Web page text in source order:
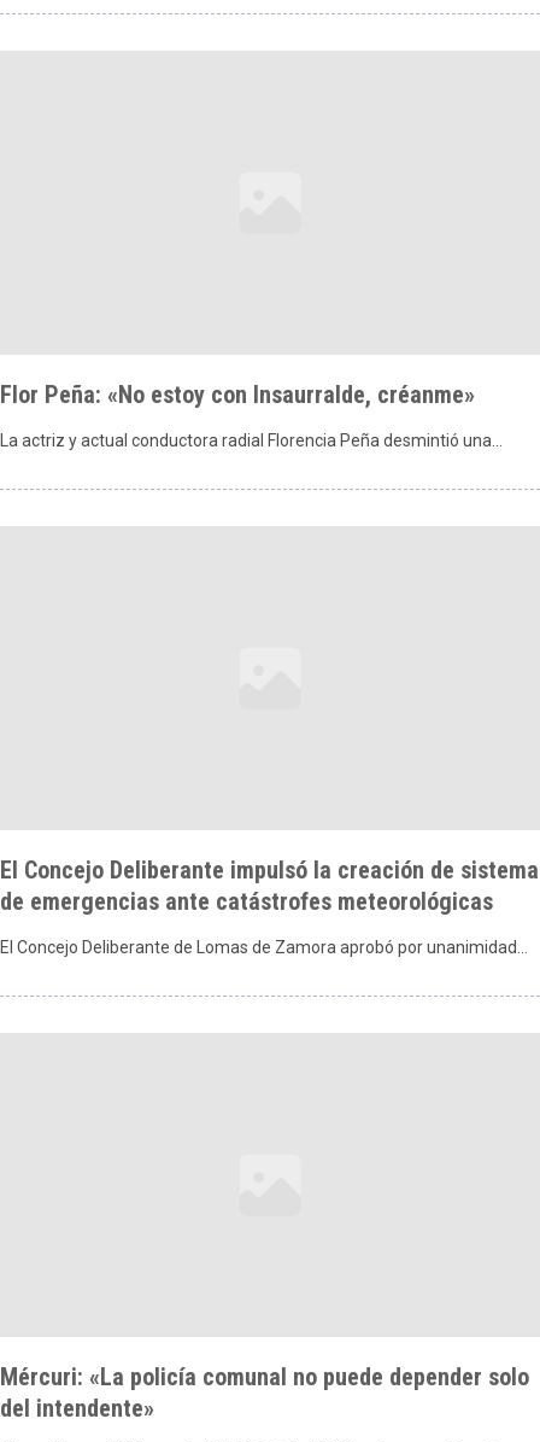
Flor Peña: «No estoy con Insaurralde, créanme»
La actriz y actual conductora radial Florencia Peña desmintió una…
El Concejo Deliberante impulsó la creación de sistema
de emergencias ante catástrofes meteorológicas
El Concejo Deliberante de Lomas de Zamora aprobó por unanimidad…
Mércuri: «La policía comunal no puede depender solo
del intendente»